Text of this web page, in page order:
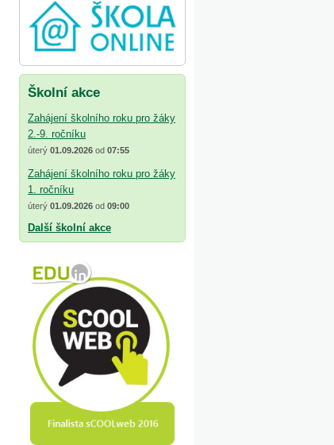
Školní akce
Zahájení školního roku pro žáky
2.-9. ročníku
úterý 01.09.2026 od 07:55
Zahájení školního roku pro žáky
1. ročníku
úterý 01.09.2026 od 09:00
Další školní akce